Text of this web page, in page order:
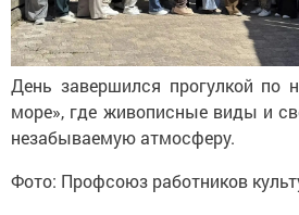
День завершился прогулкой по
море», где живописные виды и
незабываемую атмосферу.
Фото: Профсоюз работников